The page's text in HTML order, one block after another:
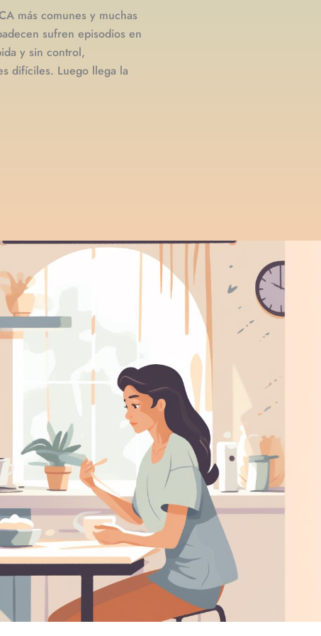
más comunes y muchas
sufren episodios en
y sin control,
difíciles. Luego llega la